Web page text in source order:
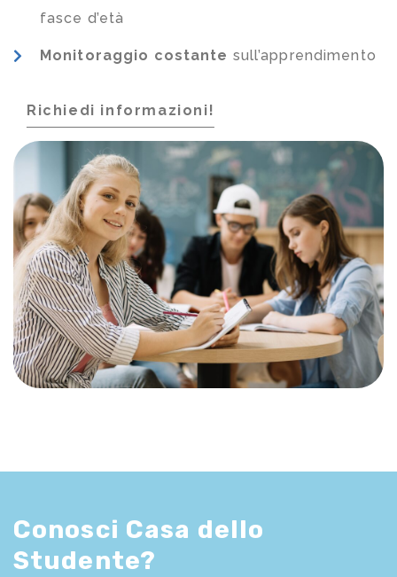
fasce d’età
Monitoraggio costante sull’apprendimento
Richiedi informazioni!
Conosci Casa dello
Studente?